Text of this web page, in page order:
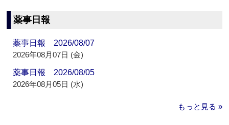
薬事日報
薬事日報 2026/08/07
2026年08月07日 (金)
薬事日報 2026/08/05
2026年08月05日 (水)
もっと見る »